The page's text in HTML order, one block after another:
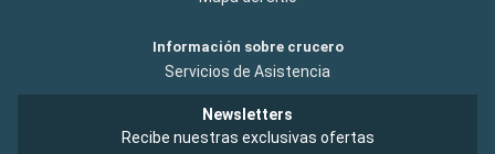
Información sobre crucero
Servicios de Asistencia
Newsletters
Recibe nuestras exclusivas ofertas